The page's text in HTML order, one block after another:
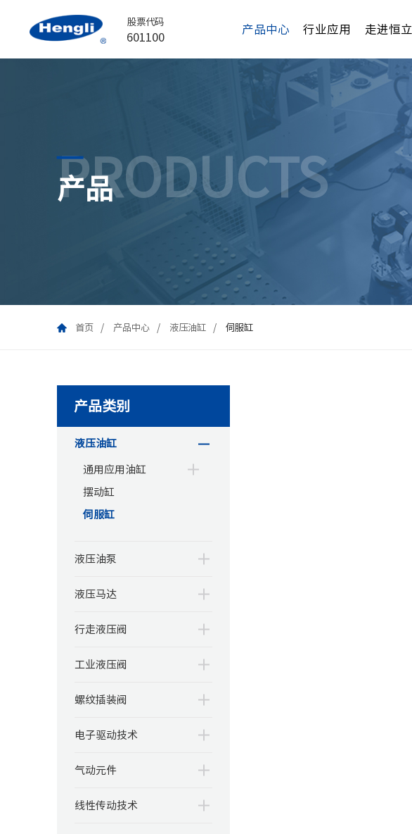
股票代码
601100
产品中心 行业应用 走进恒立
PRODUCTS
产品
首页 产品中心 液压油缸 伺服缸
产品类别
液压油缸
通用应用油缸
摆动缸
伺服缸
液压油泵
液压马达
行走液压阀
工业液压阀
螺纹插装阀
电子驱动技术
气动元件
线性传动技术